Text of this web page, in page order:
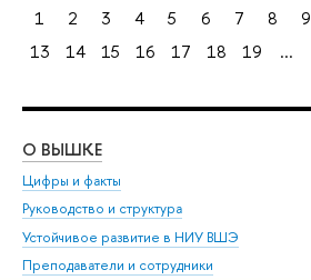
1 2 3 4 5 6 7 8 9
13
14 15 16 17 18 19 ...
О ВЫШКЕ
Цифры и факты
Руководство и структура
Устойчивое развитие в НИУ ВШЭ
Преподаватели и сотрудники